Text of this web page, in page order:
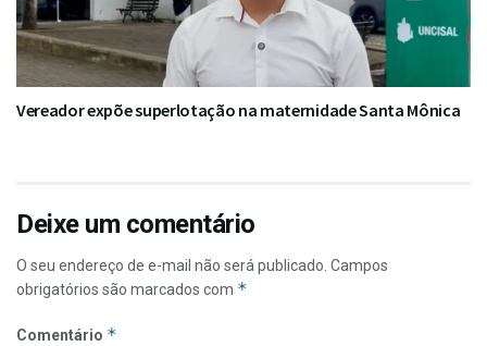
Vereador expõe superlotação na maternidade Santa Mônica
Deixe um comentário
O seu endereço de e-mail não será publicado. Campos
obrigatórios são marcados com *
Comentário *